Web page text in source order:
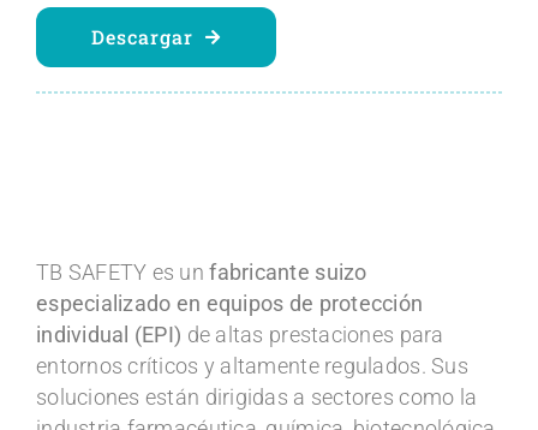
Descargar
TB SAFETY es unfabricante suizo
especializado en equipos de protección
individual (EPI) de altas prestaciones para
entornos críticos y altamente regulados. Sus
soluciones están dirigidas a sectores como la